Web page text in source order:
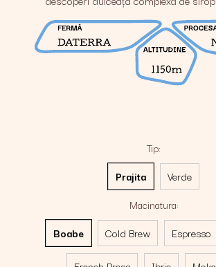
Tip:
Prajita
Verde
Macinatura:
Boabe
Cold Brew Espresso